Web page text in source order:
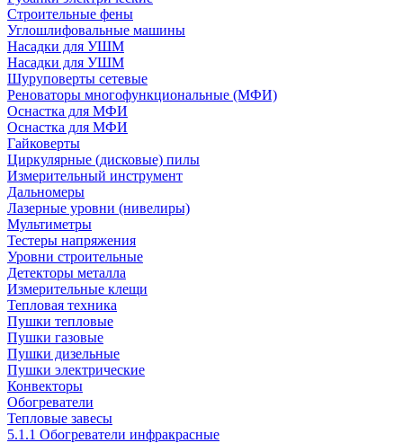
Строительные фены
Углошлифовальные машины
Насадки для УШМ
Насадки для УШМ
Шуруповерты сетевые
Реноваторы многофункциональные (МФИ)
Оснастка для МФИ
Оснастка для МФИ
Гайковерты
Циркулярные (дисковые) пилы
Измерительный инструмент
Дальномеры
Лазерные уровни (нивелиры)
Мультиметры
Тестеры напряжения
Уровни строительные
Детекторы металла
Измерительные клещи
Тепловая техника
Пушки тепловые
Пушки газовые
Пушки дизельные
Пушки электрические
Конвекторы
Обогреватели
Тепловые завесы
5.1.1 Обогреватели инфракрасные